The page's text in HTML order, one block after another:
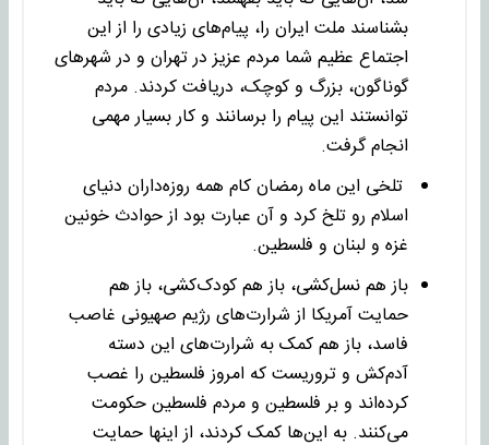
بشناسند ملت ایران را، پیام‌های زیادی را از این
اجتماع عظیم شما مردم عزیز در تهران و در شهرهای
گوناگون، بزرگ و کوچک، دریافت کردند. مردم
توانستند این پیام را برسانند و کار بسیار مهمی
انجام گرفت.
تلخی این ماه رمضان کام همه روزه‌داران دنیای
اسلام رو تلخ کرد و آن عبارت بود از حوادث خونین
غزه و لبنان و فلسطین.
باز هم نسل‌کشی، باز هم کودک‌کشی، باز هم
حمایت آمریکا از شرارت‌های رژیم صهیونی غاصب
فاسد، باز هم کمک به شرارت‌های این دسته
آدم‌کش و تروریست که امروز فلسطین را غصب
کرده‌اند و بر فلسطین و مردم فلسطین حکومت
می‌کنند. به این‌ها کمک کردند، از اینها حمایت